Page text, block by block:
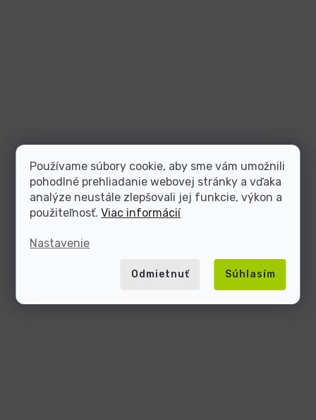
Používame súbory cookie, aby sme vám umožnili
pohodlné prehliadanie webovej stránky a vďaka
analýze neustále zlepšovali jej funkcie, výkon a
použiteľnosť.Viac informácií
Nastavenie
Odmietnuť Súhlasím